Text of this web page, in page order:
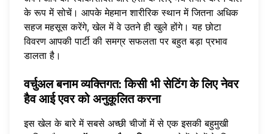
के रूप में सोचें। आपके मेहमान शारीरिक स्थान में जितना अधिक
सहज महसूस करेंगे, खेल में वे उतने ही खुले होंगे। यह छोटा
विवरण आपकी पार्टी की समग्र सफलता पर बहुत बड़ा प्रभाव
डालता है।
वर्चुअल बनाम व्यक्तिगत: किसी भी सेटिंग के लिए नेवर
हैव आई एवर को अनुकूलित करना
इस खेल के बारे में सबसे अच्छी चीजों में से एक इसकी बहुमुखी